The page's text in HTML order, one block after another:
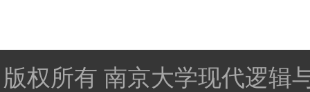
版权所有 南京大学现代逻辑